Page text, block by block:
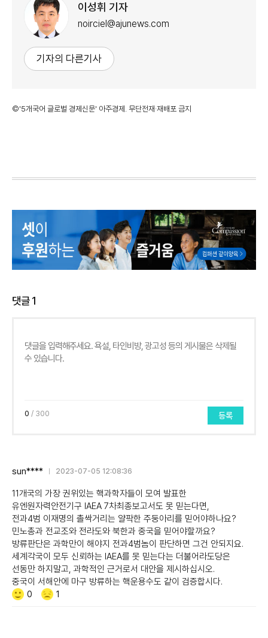
이성휘 기자
noirciel@ajunews.com
기자의 다른기사
©'5개국어 글로벌 경제신문' 아주경제. 무단전재·재배포 금지
댓글1
0 / 300 등록
sun**** 2023-07-05 12:08:36
11개국의 가장 권위있는 핵과학자들이 모여 발표한
유엔원자력안전기구 IAEA 7차최종보고서도 못 믿는다면,
전과4범 이재명의 촐싹거리는 얄팍한 주둥아리를 믿어야하나요?
민노총과 전교조와 전라도와 북한과 중국을 믿어야할까요?
방류판단은 과학만이 해야지 전과4범놈이 판단하면 그건 안되지요.
세계각국이 모두 신뢰하는 IAEA를 못 믿는다는 더불어라도당은
선동만 하지말고, 과학적인 근거로서 대안을 제시하십시오.
중국이 서해안에 마구 방류하는 핵운용수도 같이 검증합시다.
Like/Dislike
공
0
비1